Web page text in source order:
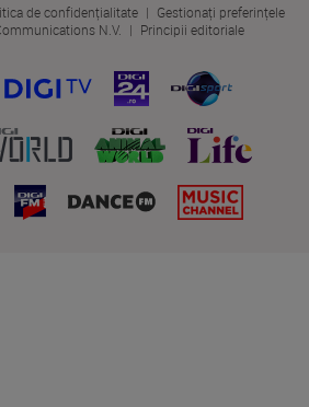
de confidențialitate
Gestionați preferințele
N.V. Principii editoriale